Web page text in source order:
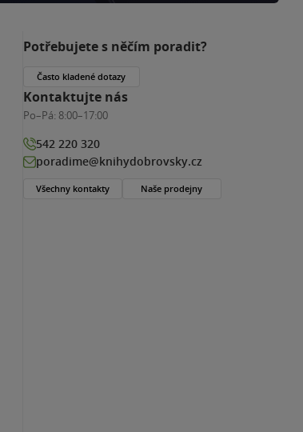
Potřebujete s něčím poradit?
Často kladené dotazy
Kontaktujte nás
Po–Pá: 8:00–17:00
542 220 320
poradime@knihydobrovsky.cz
Všechny kontakty Naše prodejny